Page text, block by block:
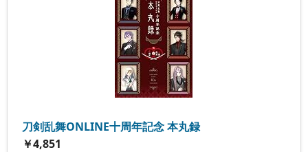
刀剣乱舞ONLINE十周年記念 本丸録
￥4,851